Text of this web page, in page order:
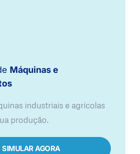
Máquinas e
industriais e agrícolas
produção.
SIMULAR AGORA